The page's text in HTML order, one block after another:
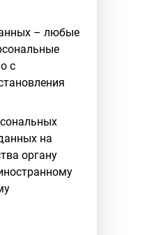
– любые
с
на
органу